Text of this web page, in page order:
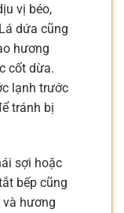
vị béo,
dứa cũng
hương
cốt dừa.
lạnh trước
tránh bị
sợi hoặc
bếp cũng
và hương